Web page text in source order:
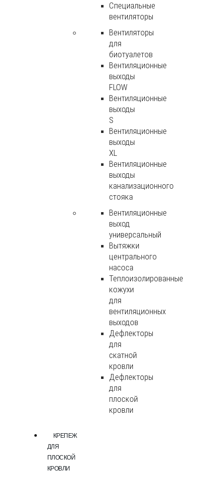
Специальные
вентиляторы
Вентиляторы
для
биотуалетов
Вентиляционные
выходы
FLOW
Вентиляционные
выходы
S
Вентиляционные
выходы
XL
Вентиляционные
выходы
канализационного
стояка
Вентиляционные
выход
универсальный
Вытяжки
центрального
насоса
Теплоизолированные
кожухи
для
вентиляционных
выходов
Дефлекторы
для
скатной
кровли
Дефлекторы
для
плоской
кровли
КРЕПЕЖ
ДЛЯ
ПЛОСКОЙ
КРОВЛИ